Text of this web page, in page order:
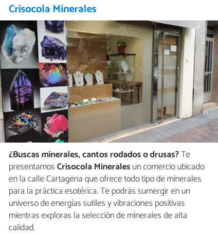
Crisocola Minerales
¿Buscas minerales, cantos rodados o drusas?Te
presentamosCrisocola Minerales un comercio ubicado
en la calle Cartagena que ofrece todo tipo de minerales
para la práctica esotérica. Te podrás sumergir en un
universo de energías sutiles y vibraciones positivas
mientras exploras la selección de minerales de alta
calidad.